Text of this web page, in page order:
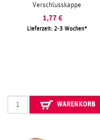
Verschlusskappe
1,77 €
Lieferzeit: 2-3 Wochen
WARENKORB